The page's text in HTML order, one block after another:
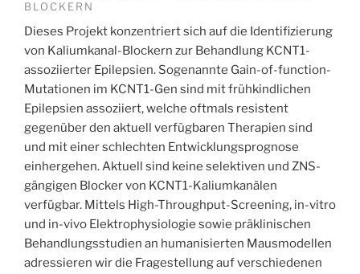
BLOCKERN
Dieses Projekt konzentriert sich auf die Identifizierung
von Kaliumkanal-Blockern zur Behandlung KCNT1-
assoziierter Epilepsien. Sogenannte Gain-of-function-
Mutationen im KCNT1-Gen sind mit frühkindlichen
Epilepsien assoziiert, welche oftmals resistent
gegenüber den aktuell verfügbaren Therapien sind
und mit einer schlechten Entwicklungsprognose
einhergehen. Aktuell sind keine selektiven und ZNS-
gängigen Blocker von KCNT1-Kaliumkanälen
verfügbar. Mittels High-Throughput-Screening, in-vitro
und in-vivo Elektrophysiologie sowie präklinischen
Behandlungsstudien an humanisierten Mausmodellen
adressieren wir die Fragestellung auf verschiedenen